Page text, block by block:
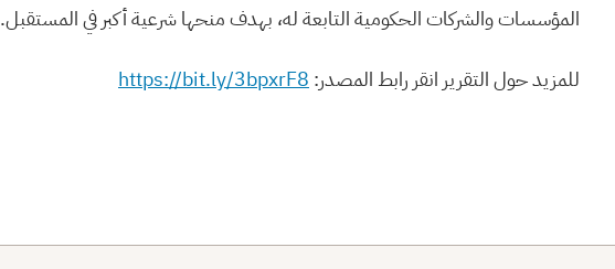
المؤسسات والشركات الحكومية التابعة له، بهدف منحها شرعية أكبر في المستقبل.
للمزيد حول التقرير انقر رابط المصدر: https://bit.ly/3bpxrF8